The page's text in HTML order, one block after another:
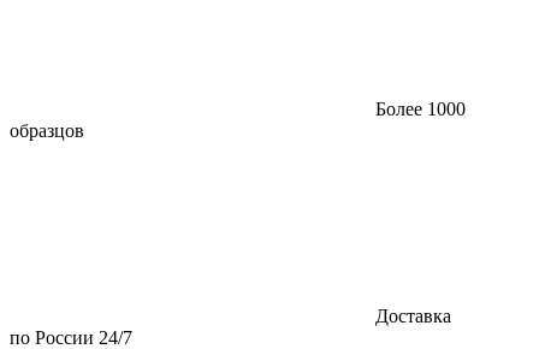
Более 1000
образцов
Доставка
по России 24/7